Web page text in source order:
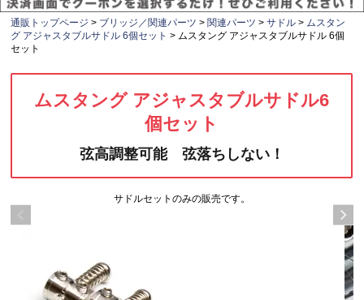
通販トップページ ブリッジ／関連パーツ 関連パーツ サドル
ムスタン
グ アジャスタブルサドル 6個セット
ムスタング アジャスタブルサドル 6個
セット
ムスタング アジャスタブルサドル6
個セット
弦高調整可能 弦落ちしない！
サドルセットのみの販売です。